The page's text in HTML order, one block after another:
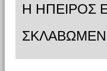
Η ΗΠΕΙΡΟΣ